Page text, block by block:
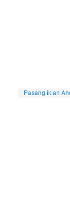
Pasang iklan